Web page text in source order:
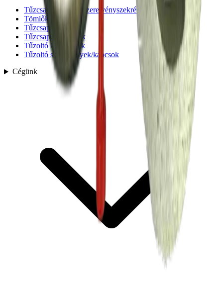
Tűzcsapszekrény, Szerelvényszekrény
Tömlők
Tűzcsapok
Tűzcsapszekrények
Tűzoltó készülékek
Tűzoltó szerelvények/kapcsok
Cégünk